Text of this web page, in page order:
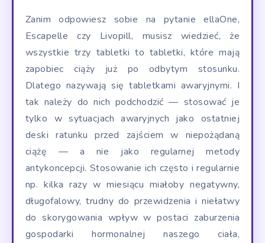
Zanim odpowiesz sobie na pytanie ellaOne,
Escapelle czy Livopill, musisz wiedzieć, że
wszystkie trzy tabletki to tabletki, które mają
zapobiec ciąży już po odbytym stosunku.
Dlatego nazywają się tabletkami awaryjnymi. I
tak należy do nich podchodzić — stosować je
tylko w sytuacjach awaryjnych jako ostatniej
deski ratunku przed zajściem w niepożądaną
ciążę — a nie jako regularnej metody
antykoncepcji. Stosowanie ich często i regularnie
np. kilka razy w miesiącu miałoby negatywny,
długofalowy, trudny do przewidzenia i niełatwy
do skorygowania wpływ w postaci zaburzenia
gospodarki hormonalnej naszego ciała,